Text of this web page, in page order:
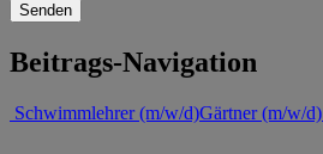
Beitrags-Navigation
Schwimmlehrer (m/w/d)Gärtner (m/w/d)